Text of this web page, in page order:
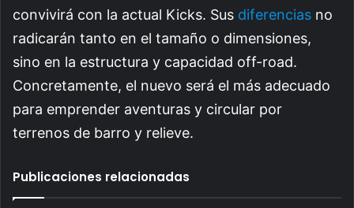
convivirá con la actual Kicks. Sus diferencias no
radicarán tanto en el tamaño o dimensiones,
sino en la estructura y capacidad off-road.
Concretamente, el nuevo será el más adecuado
para emprender aventuras y circular por
terrenos de barro y relieve.
Publicaciones relacionadas